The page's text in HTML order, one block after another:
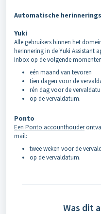
Automatische
Yuki
Alle gebruikers binnen het
herinnering in de Yuki Assistant
Inbox op de volgende
eén maand van tevoren
tien dagen voor de
rén dag voor de
op de vervaldatum.
Ponto
Een Ponto accounthouder
mail:
twee weken voor de
op de vervaldatum.
Was dit